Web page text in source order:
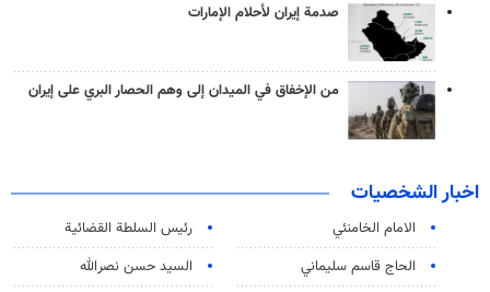
صدمة إيران لأحلام الإمارات
من الإخفاق في الميدان إلى وهم الحصار البري على إيران
اخبار الشخصيات
الامام الخامنئي
رئیس السلطة القضائیة
الحاج قاسم سليماني
السيد حسن نصرالله